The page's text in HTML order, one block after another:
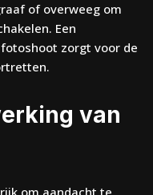
of overweeg om
Een
zorgt voor de
van